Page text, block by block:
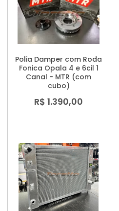
Polia Damper com Roda
Fonica Opala 4 e 6cil 1
Canal - MTR (com
cubo)
R$ 1.390,00